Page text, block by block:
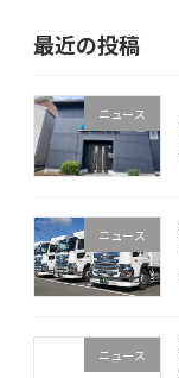
最近の投稿
ニュース
ニュース
ニュース